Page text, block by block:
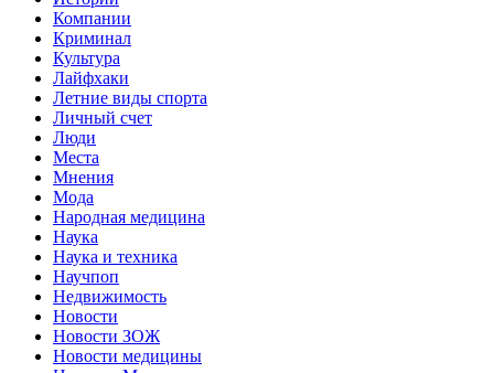
Компании
Криминал
Культура
Лайфхаки
Летние виды спорта
Личный счет
Люди
Места
Мнения
Мода
Народная медицина
Наука
Наука и техника
Научпоп
Недвижимость
Новости
Новости ЗОЖ
Новости медицины